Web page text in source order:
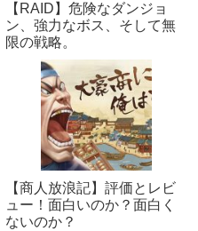
【RAID】危険なダンジョ
ン、強力なボス、そして無
限の戦略。
【商人放浪‪記】評価とレビ
ュー！面白いのか？面白く
ないのか？